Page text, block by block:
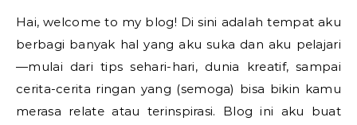
Hai, welcome to my blog! Di sini adalah tempat aku
berbagi banyak hal yang aku suka dan aku pelajari
—mulai dari tips sehari-hari, dunia kreatif, sampai
cerita-cerita ringan yang (semoga) bisa bikin kamu
merasa relate atau terinspirasi. Blog ini aku buat